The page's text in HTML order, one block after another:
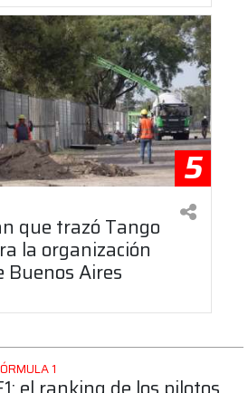
5
que trazó Tango
la organización
Buenos Aires
1